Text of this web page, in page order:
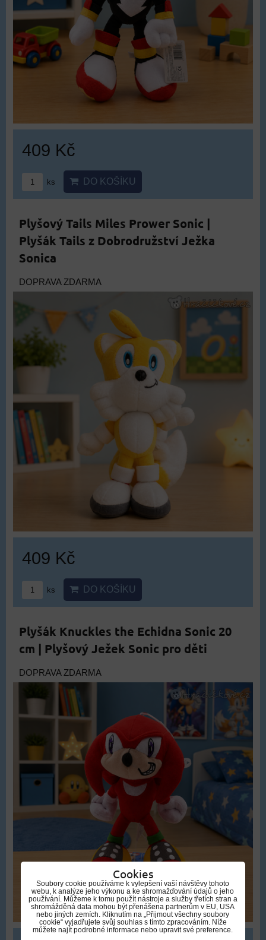
409 Kč
ks DO KOŠÍKU
Plyšový Tails Miles Prower Sonic |
Plyšák Tails z Dobrodružství Ježka
Sonica
DOPRAVA ZDARMA
409 Kč
ks DO KOŠÍKU
Plyšák Knuckles the Echidna Sonic 20
cm | Plyšový Ježek Sonic pro děti
DOPRAVA ZDARMA
Cookies
Soubory cookie používáme k vylepšení vaší návštěvy tohoto
webu, k analýze jeho výkonu a ke shromažďování údajů o jeho
používání. Můžeme k tomu použít nástroje a služby třetích stran a
shromážděná data mohou být přenášena partnerům v EU, USA
nebo jiných zemích. Kliknutím na „Přijmout všechny soubory
cookie“ vyjadřujete svůj souhlas s tímto zpracováním. Níže
můžete najít podrobné informace nebo upravit své preference.